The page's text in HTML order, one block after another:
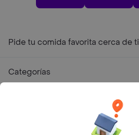
Pide tu comida favorita cerca de ti
Categorías